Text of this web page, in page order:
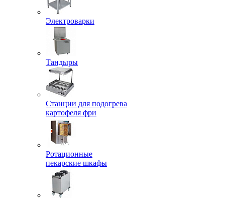
Электроварки
Тандыры
Станции для подогрева
картофеля фри
Ротационные
пекарские шкафы